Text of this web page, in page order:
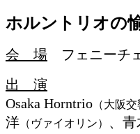
ホルントリオの
会 場 フェニーチ
出 演
Osaka Horntrio （大阪
洋 （ヴァイオリン） 、青